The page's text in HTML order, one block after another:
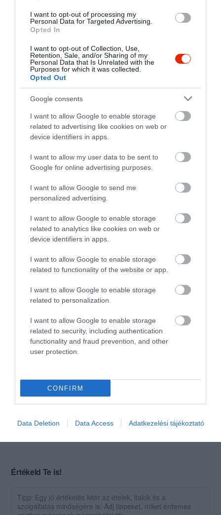
I want to opt-out of processing my
Personal Data for Targeted Advertising.
Opted In
I want to opt-out of Collection, Use,
Retention, Sale, and/or Sharing of my
Personal Data that Is Unrelated with the
Purposes for which it was collected.
Opted Out
Google consents
I want to allow Google to enable storage
related to advertising like cookies on web or
device identifiers in apps.
I want to allow my user data to be sent to
Google for online advertising purposes.
I want to allow Google to send me
personalized advertising.
I want to allow Google to enable storage
related to analytics like cookies on web or
device identifiers in apps.
I want to allow Google to enable storage
related to functionality of the website or app.
I want to allow Google to enable storage
related to personalization.
I want to allow Google to enable storage
related to security, including authentication
functionality and fraud prevention, and other
user protection.
CONFIRM
Data Deletion Data Access Adatkezelési tájékoztató
4.2
Összesen 5
5 4
3 0
2 0
Kiss Soma
2019. Június 19.
A személyzetnek illene nem
beszólongatnia a
vendégeknek, mert a
vendégek vannak értük és
nem fordítva. Lehet, hogy
valami szerinte poénosat egy
ismeretlen embernek, aki
amúgy pont akkor vett valamit
náluk, de legközelebb az az
ember valószínűleg olyan
ilyen személyzet szolgálják ki.
Nem mellesleg a Juicy Lucy
Ungi Sándor
kitűnő a sör finom!!
Értékeld Te is!